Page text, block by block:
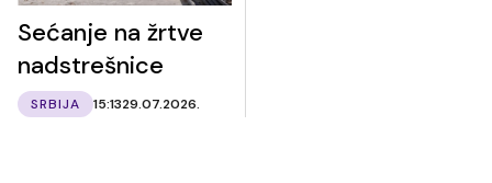
Sećanje na žrtve
nadstrešnice
SRBIJA 15:1329.07.2026.